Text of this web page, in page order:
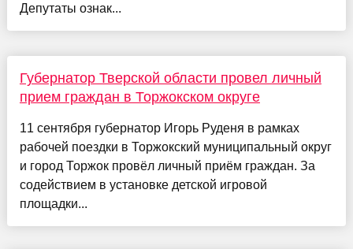
Депутаты ознак...
Губернатор Тверской области провел личный
прием граждан в Торжокском округе
11 сентября губернатор Игорь Руденя в рамках
рабочей поездки в Торжокский муниципальный округ
и город Торжок провёл личный приём граждан. За
содействием в установке детской игровой
площадки...